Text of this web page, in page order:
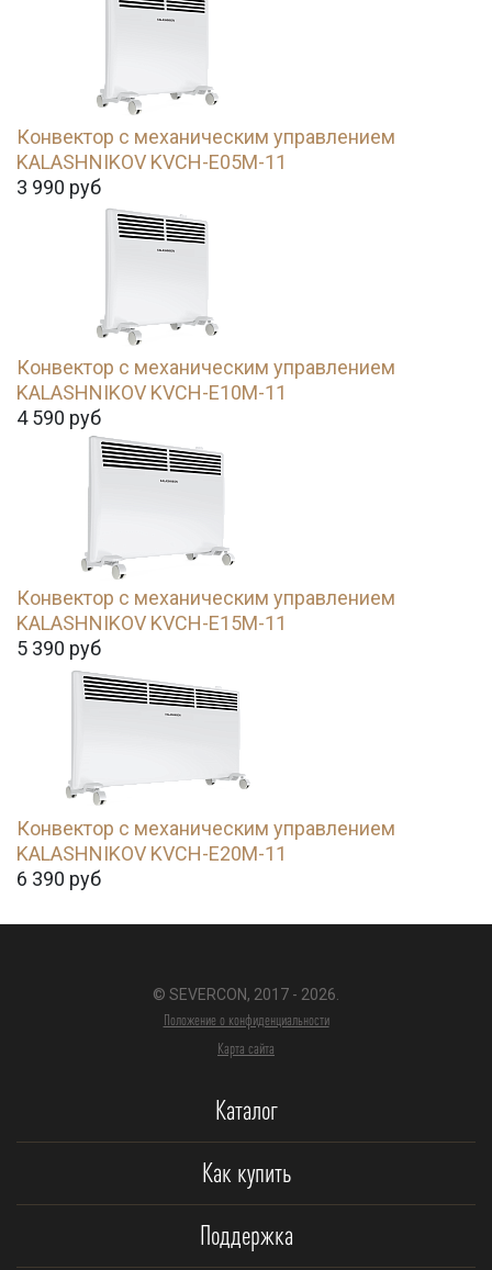
Конвектор с механическим управлением
KALASHNIKOV KVCH-E05M-11
3 990 руб
Конвектор с механическим управлением
KALASHNIKOV KVCH-E10M-11
4 590 руб
Конвектор с механическим управлением
KALASHNIKOV KVCH-E15M-11
5 390 руб
Конвектор с механическим управлением
KALASHNIKOV KVCH-E20M-11
6 390 руб
© SEVERCON, 2017 - 2026.
Положение о конфиденциальности
Карта сайта
Каталог
Как купить
Поддержка